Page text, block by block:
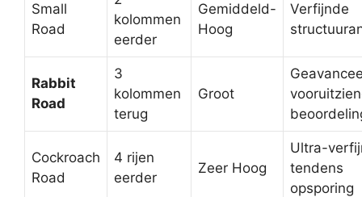
Small
Road
kolommen
eerder
Gemiddeld-
Hoog
Verfijnde
Rabbit
Road
3
kolommen
terug
Groot
Cockroach
Road
4 rijen
eerder
Zeer Hoog
Ultra-
tendens
opsporing